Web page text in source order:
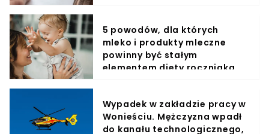
5 powodów, dla których
mleko i produkty mleczne
powinny być stałym
elementem diety roczniaka
Wypadek w zakładzie pracy w
Wonieściu. Mężczyzna wpadł
do kanału technologicznego,